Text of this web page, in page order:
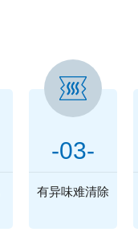
-03-
有异味难清除